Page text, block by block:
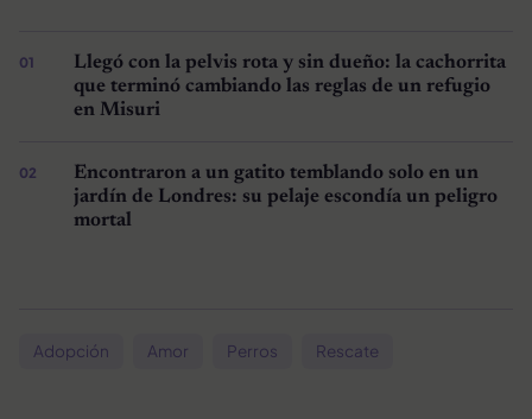
Llegó con la pelvis rota y sin dueño: la cachorrita
que terminó cambiando las reglas de un refugio
en Misuri
Encontraron a un gatito temblando solo en un
jardín de Londres: su pelaje escondía un peligro
mortal
Adopción Amor Perros Rescate